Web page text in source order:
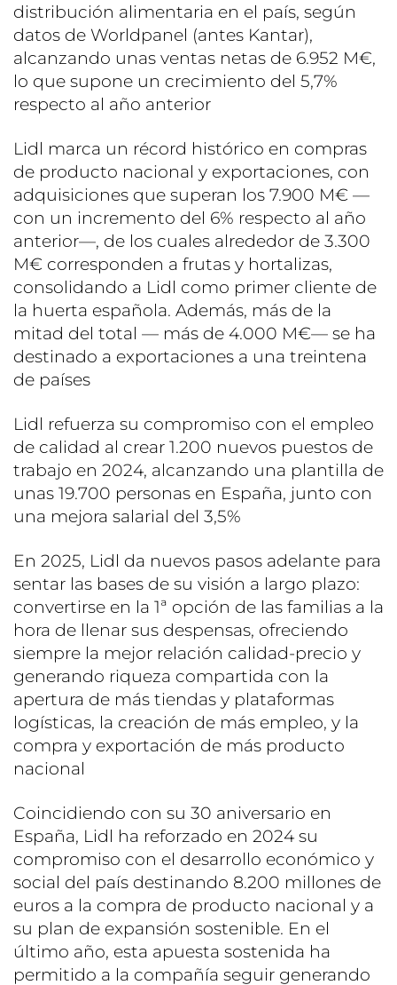
distribución alimentaria en el país, según
datos de Worldpanel (antes Kantar),
alcanzando unas ventas netas de 6.952 M€,
lo que supone un crecimiento del 5,7%
respecto al año anterior
Lidl marca un récord histórico en compras
de producto nacional y exportaciones, con
adquisiciones que superan los 7.900 M€ —
con un incremento del 6% respecto al año
anterior—, de los cuales alrededor de 3.300
M€ corresponden a frutas y hortalizas,
consolidando a Lidl como primer cliente de
la huerta española. Además, más de la
mitad del total — más de 4.000 M€— se ha
destinado a exportaciones a una treintena
de países
Lidl refuerza su compromiso con el empleo
de calidad al crear 1.200 nuevos puestos de
trabajo en 2024, alcanzando una plantilla de
unas 19.700 personas en España, junto con
una mejora salarial del 3,5%
En 2025, Lidl da nuevos pasos adelante para
sentar las bases de su visión a largo plazo:
convertirse en la 1ª opción de las familias a la
hora de llenar sus despensas, ofreciendo
siempre la mejor relación calidad-precio y
generando riqueza compartida con la
apertura de más tiendas y plataformas
logísticas, la creación de más empleo, y la
compra y exportación de más producto
nacional
Coincidiendo con su 30 aniversario en
España, Lidl ha reforzado en 2024 su
compromiso con el desarrollo económico y
social del país destinando 8.200 millones de
euros a la compra de producto nacional y a
su plan de expansión sostenible. En el
último año, esta apuesta sostenida ha
permitido a la compañía seguir generando